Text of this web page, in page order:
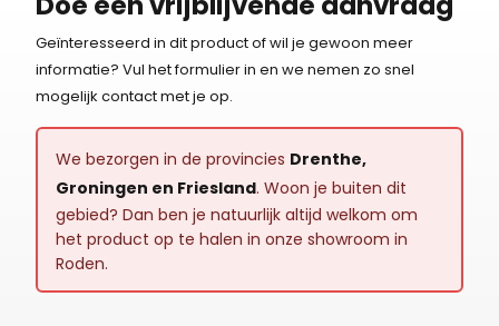
Garantie Algemene voorwaarden
Leveringsvoorwaarden Kennisbank
Zakelijk Werken bij De Vries XL
Tuinmeubelwinkel in de buurt
Geïnteresseerd in dit product of wil je gewoon meer
informatie? Vul het formulier in en we nemen zo snel
mogelijk contact met je op.
We bezorgen in de provincies Drenthe,
Groningen en Friesland. Woon je buiten dit
gebied? Dan ben je natuurlijk altijd welkom om
het product op te halen in onze showroom in
Roden.